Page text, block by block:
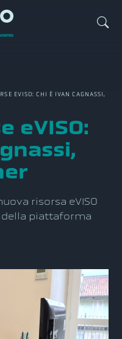
EVISO: CHI È IVAN CAGNASSI,
eVISO:
risorsa eVISO
della piattaforma